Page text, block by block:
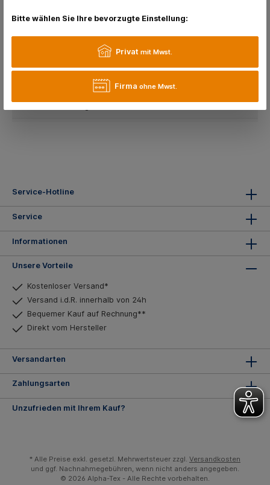
Multinorm-Schutzjacke kornblau/marine –
flammhemmende Arbeitsjacke mit Lichtbogen-,
Sammelbestellungen
Service-Hotline
Service
Informationen
Unsere Vorteile
Kostenloser Versand*
Versand i.d.R. innerhalb von 24h
Bequemer Kauf auf Rechnung**
Direkt vom Hersteller
Versandarten
Zahlungsarten
Unzufrieden mit Ihrem Kauf?
* Alle Preise exkl. gesetzl. Mehrwertsteuer zzgl. Versandkosten
und ggf. Nachnahmegebühren, wenn nicht anders angegeben.
© 2026 Alpha-Tex - Alle Rechte vorbehalten.
Bitte wählen Sie Ihre bevorzugte Einstellung:
Privat mit Mwst.
Firma ohne Mwst.